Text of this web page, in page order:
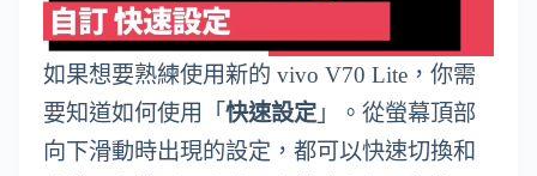
如果想要熟練使用新的 vivo V70 Lite，你需
要知道如何使用「 快速設定」。從螢幕頂部
向下滑動時出現的設定，都可以快速切換和